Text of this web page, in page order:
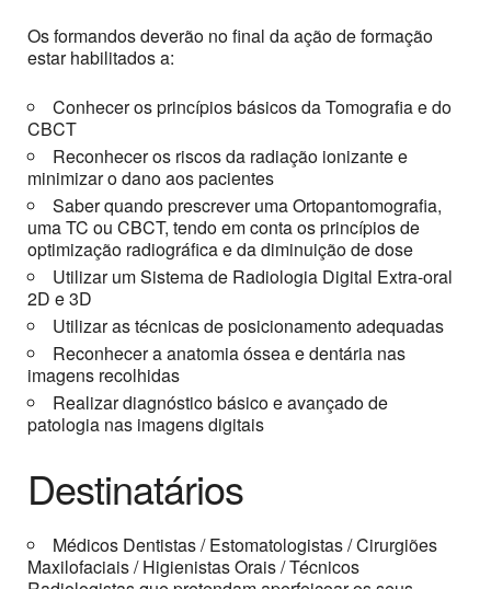
Os formandos deverão no final da ação de formação
estar habilitados a:
Conhecer os princípios básicos da Tomografia e do
CBCT
Reconhecer os riscos da radiação ionizante e
minimizar o dano aos pacientes
Saber quando prescrever uma Ortopantomografia,
uma TC ou CBCT, tendo em conta os princípios de
optimização radiográfica e da diminuição de dose
Utilizar um Sistema de Radiologia Digital Extra-oral
2D e 3D
Utilizar as técnicas de posicionamento adequadas
Reconhecer a anatomia óssea e dentária nas
imagens recolhidas
Realizar diagnóstico básico e avançado de
patologia nas imagens digitais
Destinatários
Médicos Dentistas / Estomatologistas / Cirurgiões
Maxilofaciais / Higienistas Orais / Técnicos